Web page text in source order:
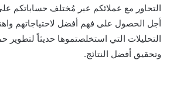
التحاور مع عملائكم عبر مُختلف حساباتكم
أجل الحصول على فهم أفضل لاحتياجاتهم
التحليلات التي استخلصتموها حديثاً لتطوير
وتحقيق أفضل النتائج.